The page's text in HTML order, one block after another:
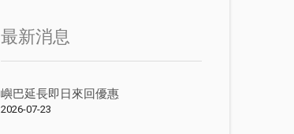
常見問題
最新消息
嶼巴延長即日來回優惠
2026-07-23